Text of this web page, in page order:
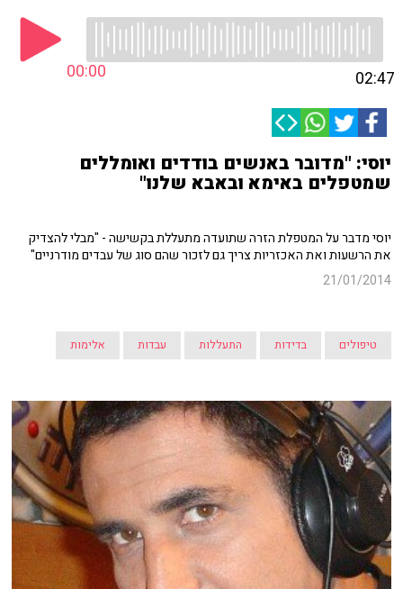
00:00 02:47
יוסי: "מדובר באנשים בודדים ואומללים
שמטפלים באימא ובאבא שלנו"
יוסי מדבר על המטפלת הזרה שתועדה מתעללת בקשישה - "מבלי להצדיק
את הרשעות ואת האכזריות צריך גם לזכור שהם סוג של עבדים מודרניים"
21/01/2014
טיפולים בדידות התעללות עבדות אלימות